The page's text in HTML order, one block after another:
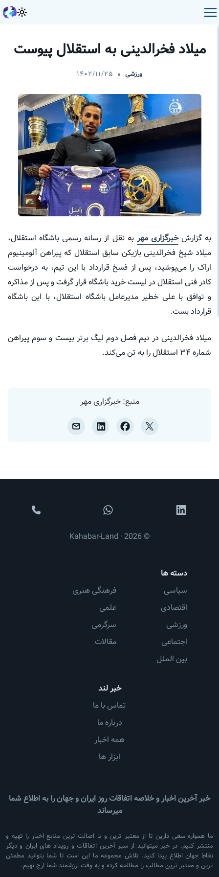
میلاد فخرالدینی به استقلال پیوست
ورزشی ۱۴۰۲/۱۱/۲۵
به گزارشخبرگزاری مهر به نقل از رسانه رسمی باشگاه استقلال،
میلاد شیخ فخرالدینی بازیکن سابق استقلال که پیراهن آلومینیوم
اراک را می‌پوشید، پس از فسخ قرارداد با این تیم، به درخواست
کادر فنی استقلال در لیست خرید باشگاه قرار گرفت و پس از مذاکره
و توافق با علی خطیر مدیرعامل باشگاه استقلال، با این باشگاه
قرارداد بست.
میلاد فخرالدینی در نیم فصل دوم لیگ برتر بیست و سوم پیراهن
شماره ۳۴ استقلال را به تن می‌کند.
منبع: خبرگزاری مهر
خبر آخرین اخبار و خلاصه اتفاقات روز ایران و جهان را به اطلاع شما
میرساند
ما همواره سعی دارین تا از معتبر ترین و با اصالت ترین منابع اخبار را تهیه و
منتشر کنیم. در خبر میتوانید از سیر آخرین اتفاقات و رویداد های ایران و دیگر
نقاط جهان اطلاع پیدا کنید. تلاش مجموعه ما این است تا شما بتوانید مطمئن
ترین و معتبر ترین مطالب را مطالعه کرده و به وقت ارزشمند شما ارج نهیم.
خبر لند
تماس با ما
درباره ما
همه اخبار
ابزار ها
دسته ها
سیاسی
اقتصادی
ورزشی
اجتماعی
بین الملل
فرهنگی هنری
علمی
سرگرمی
مقالات
© 2026 · Kahabar-Land